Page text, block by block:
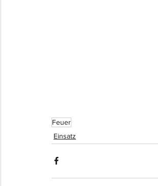
Feuer
Einsatz